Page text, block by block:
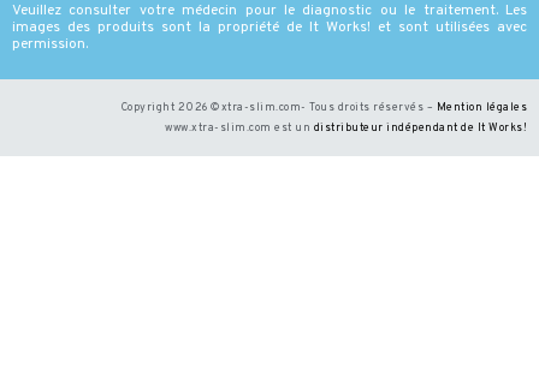
Veuillez consulter votre médecin pour le diagnostic ou le traitement. Les
images des produits sont la propriété de It Works! et sont utilisées avec
permission.
Copyright 2026 ©xtra-slim.com- Tous droits réservés – Mention légales
www.xtra-slim.com est un distributeur indépendant de It Works!